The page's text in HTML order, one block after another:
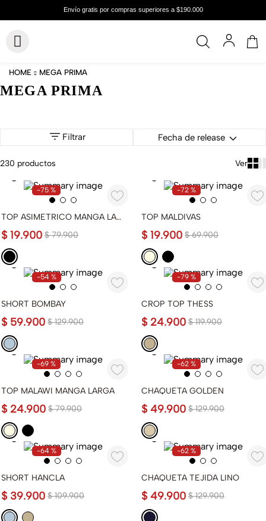
MEGA PRIMA
MEGA PRIMA
Filtrar Fecha de release
230 productos
-75 %
TOP ASIMETRICO MANGA LARGA
$ 79.900
$ 19.900
-72 %
TOP MALDIVAS
$ 69.900
$ 19.900
-54 %
SHORT BOMBAY
$ 129.900
$ 59.900
-79 %
CROP TOP THESS
$ 119.900
$ 24.900
-69 %
TOP MALAWI MANGA LARGA
$ 79.900
$ 24.900
-62 %
CHAQUETA GOLDEN
$ 129.900
$ 49.900
-64 %
SHORT HANCLA
$ 109.900
$ 39.900
-62 %
CHAQUETA TEJIDA LINO
$ 129.900
$ 49.900